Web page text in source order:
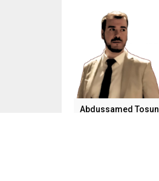
Abdussamed Tosun